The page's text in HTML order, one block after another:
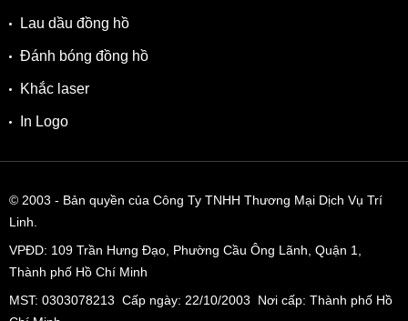
Lau dầu đồng hồ
Đánh bóng đồng hồ
Khắc laser
In Logo
© 2003 - Bản quyền của Công Ty TNHH Thương Mại Dịch Vụ Trí
Linh.
VPĐD: 109 Trần Hưng Đạo, Phường Cầu Ông Lãnh, Quận 1,
Thành phố Hồ Chí Minh
MST: 0303078213 Cấp ngày: 22/10/2003 Nơi cấp: Thành phố Hồ